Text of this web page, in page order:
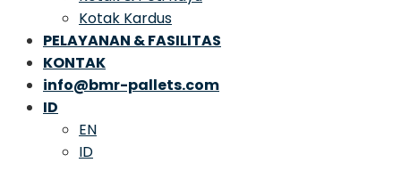
Kotak Kardus
PELAYANAN & FASILITAS
KONTAK
info@bmr-pallets.com
ID
EN
ID